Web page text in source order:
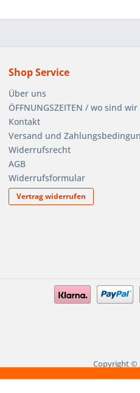
1. bis 15.
Shop Service
Über uns
ÖFFNUNGSZEITEN / wo sind wir
Kontakt
Versand und
Widerrufsrecht
AGB
Widerrufsformular
Vertrag widerrufen
Copyright ©